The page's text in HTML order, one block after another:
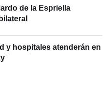
de la Espriella
y hospitales atenderán en